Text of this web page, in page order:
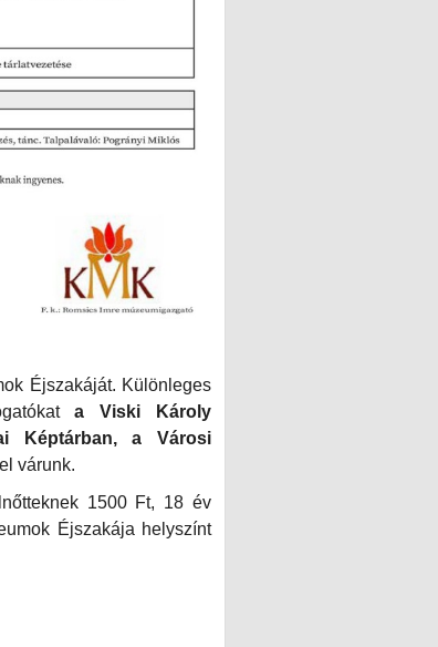
Éjszakáját. Különleges
a Viski Károly
Képtárban, a Városi
várunk.
1500 Ft, 18 év
Éjszakája helyszínt